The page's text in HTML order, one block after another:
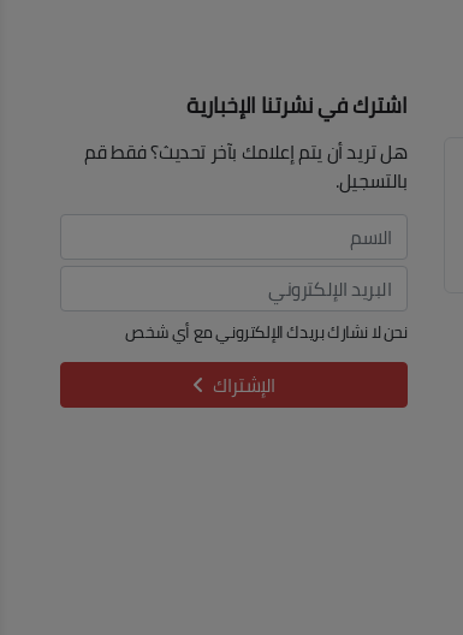
اشترك في نشرتنا الإخبارية
هل تريد أن يتم إعلامك بآخر تحديث؟ فقط قم
بالتسجيل.
نحن لا نشارك بريدك الإلكتروني مع أي شخص
الإشتراك